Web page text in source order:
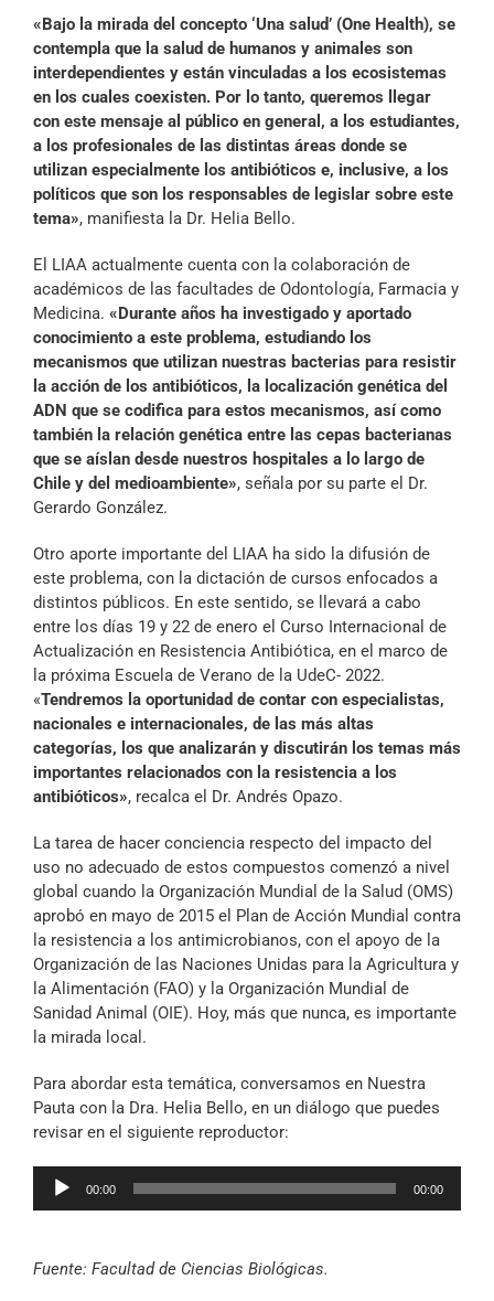
«Bajo la mirada del concepto ‘Una salud’ (One Health), se
contempla que la salud de humanos y animales son
interdependientes y están vinculadas a los ecosistemas
en los cuales coexisten. Por lo tanto, queremos llegar
con este mensaje al público en general, a los estudiantes,
a los profesionales de las distintas áreas donde se
utilizan especialmente los antibióticos e, inclusive, a los
políticos que son los responsables de legislar sobre este
tema», manifiesta la Dr. Helia Bello.
El LIAA actualmente cuenta con la colaboración de
académicos de las facultades de Odontología, Farmacia y
Medicina. «Durante años ha investigado y aportado
conocimiento a este problema, estudiando los
mecanismos que utilizan nuestras bacterias para resistir
la acción de los antibióticos, la localización genética del
ADN que se codifica para estos mecanismos, así como
también la relación genética entre las cepas bacterianas
que se aíslan desde nuestros hospitales a lo largo de
Chile y del medioambiente», señala por su parte el Dr.
Gerardo González.
Otro aporte importante del LIAA ha sido la difusión de
este problema, con la dictación de cursos enfocados a
distintos públicos. En este sentido, se llevará a cabo
entre los días 19 y 22 de enero el Curso Internacional de
Actualización en Resistencia Antibiótica, en el marco de
la próxima Escuela de Verano de la UdeC- 2022.
«Tendremos la oportunidad de contar con especialistas,
nacionales e internacionales, de las más altas
categorías, los que analizarán y discutirán los temas más
importantes relacionados con la resistencia a los
antibióticos», recalca el Dr. Andrés Opazo.
La tarea de hacer conciencia respecto del impacto del
uso no adecuado de estos compuestos comenzó a nivel
global cuando la Organización Mundial de la Salud (OMS)
aprobó en mayo de 2015 el Plan de Acción Mundial contra
la resistencia a los antimicrobianos, con el apoyo de la
Organización de las Naciones Unidas para la Agricultura y
la Alimentación (FAO) y la Organización Mundial de
Sanidad Animal (OIE). Hoy, más que nunca, es importante
la mirada local.
Para abordar esta temática, conversamos en Nuestra
Pauta con la Dra. Helia Bello, en un diálogo que puedes
revisar en el siguiente reproductor:
Reproductor
00:00 00:00
Fuente: Facultad de Ciencias Biológicas.